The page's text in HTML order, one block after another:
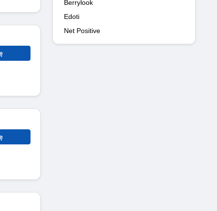
Berrylook
Edoti
Net Positive